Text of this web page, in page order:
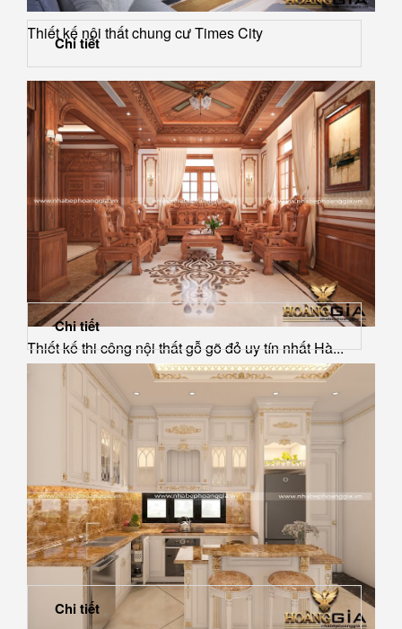
Thiết kế nội thất chung cư Times City
Chi tiết
Thiết kế thi công nội thất gỗ gõ đỏ uy tín nhất Hà...
Chi tiết
Chi tiết